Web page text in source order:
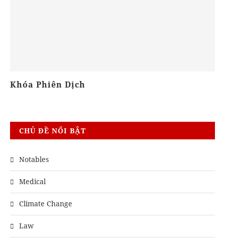
Kỹ Năng Nghe - Hiểu
CHỦ ĐỀ NỔI BẬT
Notables
Medical
Climate Change
Law